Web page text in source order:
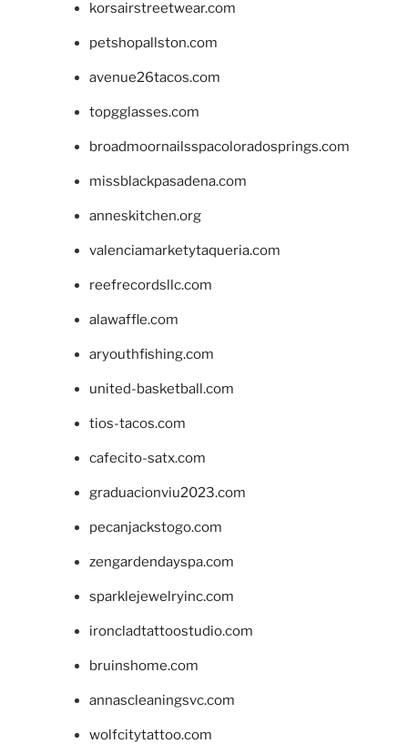
korsairstreetwear.com
petshopallston.com
avenue26tacos.com
topgglasses.com
broadmoornailsspacoloradosprings.com
missblackpasadena.com
anneskitchen.org
valenciamarketytaqueria.com
reefrecordsllc.com
alawaffle.com
aryouthfishing.com
united-basketball.com
tios-tacos.com
cafecito-satx.com
graduacionviu2023.com
pecanjackstogo.com
zengardendayspa.com
sparklejewelryinc.com
ironcladtattoostudio.com
bruinshome.com
annascleaningsvc.com
wolfcitytattoo.com